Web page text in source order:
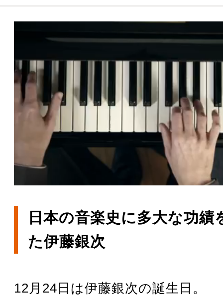
日本の音楽史に多大な功績
た伊藤銀次
12月24日は伊藤銀次の誕生日。